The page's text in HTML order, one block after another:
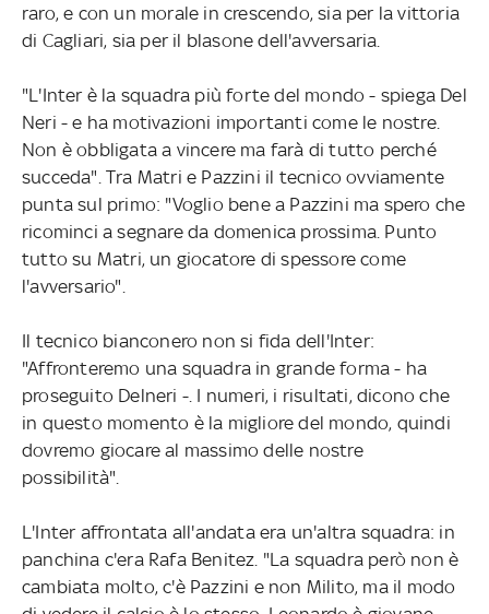
raro, e con un morale in crescendo, sia per la vittoria
di Cagliari, sia per il blasone dell'avversaria.
"L'Inter è la squadra più forte del mondo - spiega Del
Neri - e ha motivazioni importanti come le nostre.
Non è obbligata a vincere ma farà di tutto perché
succeda". Tra Matri e Pazzini il tecnico ovviamente
punta sul primo: "Voglio bene a Pazzini ma spero che
ricominci a segnare da domenica prossima. Punto
tutto su Matri, un giocatore di spessore come
l'avversario".
Il tecnico bianconero non si fida dell'Inter:
"Affronteremo una squadra in grande forma - ha
proseguito Delneri -. I numeri, i risultati, dicono che
in questo momento è la migliore del mondo, quindi
dovremo giocare al massimo delle nostre
possibilità".
L'Inter affrontata all'andata era un'altra squadra: in
panchina c'era Rafa Benitez. "La squadra però non è
cambiata molto, c'è Pazzini e non Milito, ma il modo